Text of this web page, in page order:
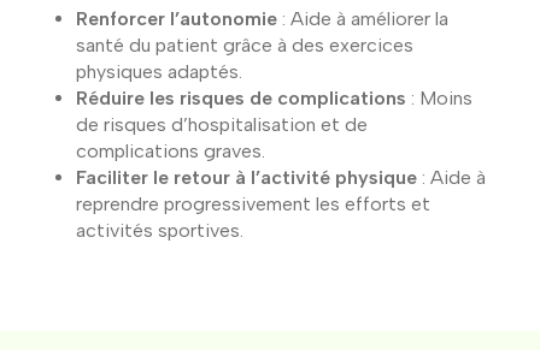
Renforcer l’autonomie : Aide à améliorer la
santé du patient grâce à des exercices
physiques adaptés.
Réduire les risques de complications : Moins
de risques d’hospitalisation et de
complications graves.
Faciliter le retour à l’activité physique : Aide à
reprendre progressivement les efforts et
activités sportives.